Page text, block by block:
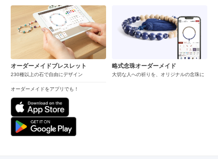
オーダーメイドブレスレット
230種以上の石で自由にデザイン
オーダーメイドをアプリでも！
略式念珠オーダーメイド
大切な人への祈りを、オリジナルの念珠に